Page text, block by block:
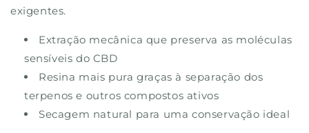
exigentes.
Extração mecânica que preserva as moléculas
sensíveis do CBD
Resina mais pura graças à separação dos
terpenos e outros compostos ativos
Secagem natural para uma conservação ideal